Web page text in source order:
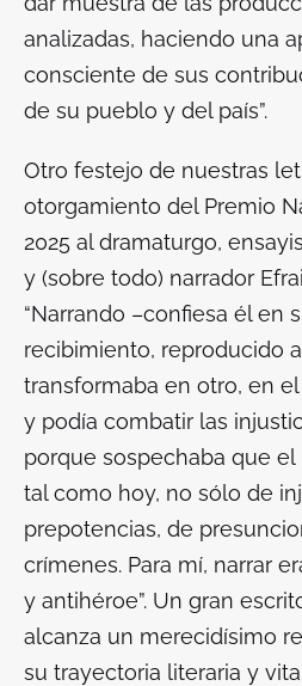
analizadas, haciendo una
consciente de sus
de su pueblo y del país”.
Otro festejo de nuestras
otorgamiento del Premio
2025 al dramaturgo,
y (sobre todo) narrador
“Narrando –confiesa él en
recibimiento, reproducido
transformaba en otro, en
y podía combatir las
porque sospechaba que el
tal como hoy, no sólo de
prepotencias, de
crímenes. Para mí, narrar
y antihéroe”. Un gran
alcanza un merecidísimo
su trayectoria literaria y